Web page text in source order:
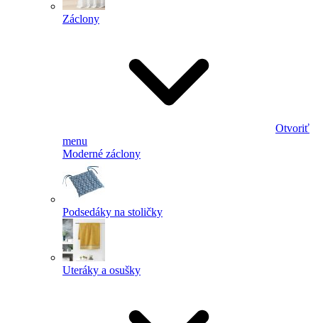
Záclony
Otvoriť
menu
Moderné záclony
Podsedáky na stoličky
Uteráky a osušky